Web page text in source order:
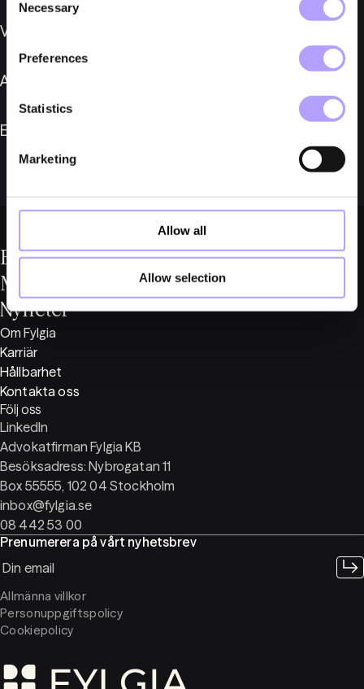
Selection
Necessary
Preferences
Statistics
Marketing
Allow all
Allow selection
Våra affärsområden
Affärsetik
Expertis
Expertis
Medarbetare
Nyheter
Advokatfirman Fylgia KB
Besöksadress: Nybrogatan 11
Box 55555, 102 04 Stockholm
inbox@fylgia.se
08 442 53 00
Följ oss
LinkedIn
Om Fylgia
Karriär
Hållbarhet
Kontakta oss
Prenumerera på vårt nyhetsbrev
Allmänna villkor
Personuppgiftspolicy
Cookiepolicy